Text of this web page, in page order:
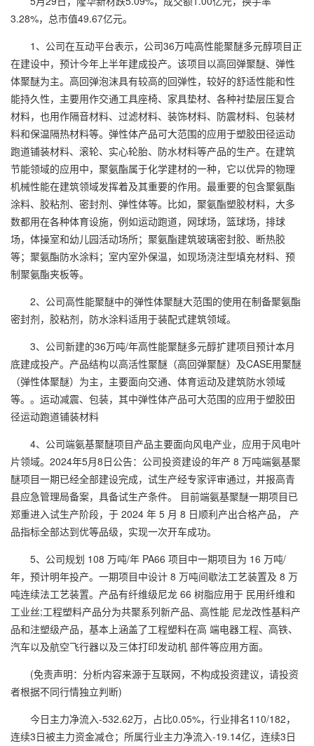
3.28%，总市值49.67亿元。
1、公司在互动平台表示，公司36万吨高性能聚醚多元醇项目正
在建设中，预计今年上半年建成投产。该项目以高回弹聚醚、弹性
体聚醚为主。高回弹泡沫具有较高的回弹性，较好的舒适性能和性
能持久性，主要用作交通工具座椅、家具垫材、各种衬垫层压复合
材料，也用作隔音材料、过滤材料、装饰材料、防震材料、包装材
料和保温隔热材料等。弹性体产品可大范围的应用于塑胶田径运动
跑道铺装材料、滚轮、实心轮胎、防水材料等产品的生产。在建筑
节能领域的应用中，聚氨酯属于化学建材的一种，它以优异的物理
机械性能在建筑领域发挥着及其重要的作用。最重要的包含聚氨酯
涂料、胶粘剂、密封剂、弹性体等。比如，聚氨酯塑胶材料，大多
数都用在各种体育设施，例如运动跑道，网球场，篮球场，排球
场，体操室和幼儿园活动场所；聚氨酯建筑玻璃密封胶、断热胶
等；聚氨酯防水涂料；室内室外保温，如现场浇注型填充材料、预
制聚氨酯夹板等。
2、公司高性能聚醚中的弹性体聚醚大范围的使用在制备聚氨酯
密封剂，胶粘剂，防水涂料适用于装配式建筑领域。
3、公司新建的36万吨/年高性能聚醚多元醇扩建项目预计本月
底建成投产。产品结构以高活性聚醚（高回弹聚醚）及CASE用聚醚
（弹性体聚醚）为主，主要面向交通、体育运动及建筑防水领域
等。。运动减震、包装，其中弹性体产品可大范围的应用于塑胶田
径运动跑道铺装材料
4、公司端氨基聚醚项目产品主要面向风电产业，应用于风电叶
片领域。2024年5月8日公告：公司投资建设的年产 8 万吨端氨基聚
醚项目一期已经全部建设完成，试生产经专家评审通过，并报高青
县应急管理局备案，具备试生产条件。 目前端氨基聚醚一期项目已
郑重进入试生产阶段，于 2024 年 5 月 8 日顺利产出合格产品， 产
品指标全部达到优等品级，实现一次开车成功。
5、公司规划 108 万吨/年 PA66 项目中一期项目为 16 万吨/
年，预计明年投产。一期项目中设计 8 万吨间歇法工艺装置及 8 万
吨连续法工艺装置。产品有纤维级尼龙 66 树脂应用于 民用纤维和
工业丝;工程塑料产品分为共聚系列新产品、高性能 尼龙改性基料产
品和注塑级产品，基本上涵盖了工程塑料在高 端电器工程、高铁、
汽车以及航空飞行器以及三体打印发动机 部件等应用方面。
(免责声明：分析内容来源于互联网，不构成投资建议，请投资
者根据不同行情独立判断)
今日主力净流入-532.62万，占比0.05%，行业排名110/182，
连续3日被主力资金减仓；所属行业主力净流入-19.14亿，连续3日